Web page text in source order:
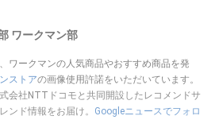
ワークマン部
ワークマンの人気商品やおすすめ商品を発
ストアの画像使用許諾をいただいています。
会社NTTドコモと共同開設したレコメンドサ
ンド情報をお届け。 Googleニュースでフォロ